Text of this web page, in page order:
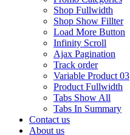
Shop Fullwidth
Shop Show Fillter
Load More Button
Infinity Scroll
Ajax Pagination
Track order
Variable Product 03
Product Fullwidth
Tabs Show All
Tabs In Summary
Contact us
About us